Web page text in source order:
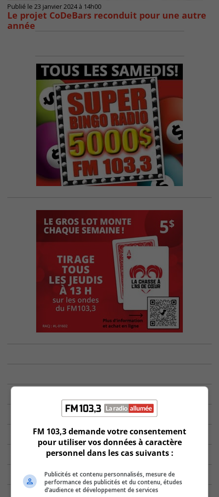
Publié le 23 janvier 2024 à 14h00
Le projet CoDeBars reconduit pour une autre
année
FM 103,3 demande votre consentement
pour utiliser vos données à caractère
personnel dans les cas suivants :
Publicités et contenu personnalisés, mesure de
performance des publicités et du contenu, études
d’audience et développement de services